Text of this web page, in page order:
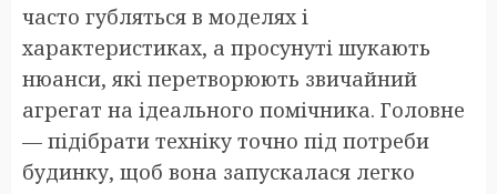
часто губляться в моделях і
характеристиках, а просунуті шукають
нюанси, які перетворюють звичайний
агрегат на ідеального помічника. Головне
— підібрати техніку точно під потреби
будинку, щоб вона запускалася легко